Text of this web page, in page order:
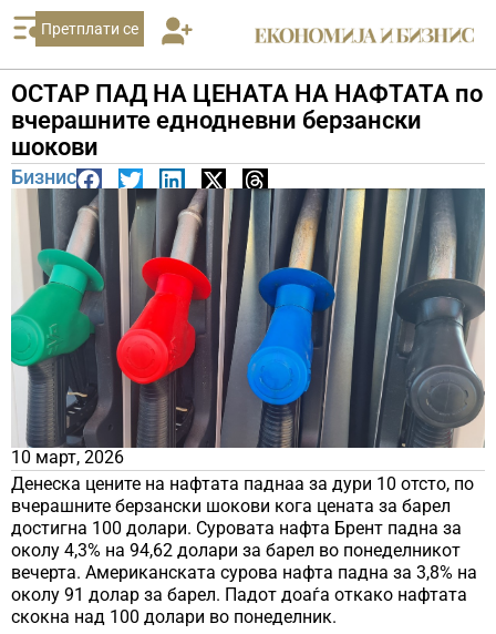
Претплати се
ОСТАР ПАД НА ЦЕНАТА НА НАФТАТА по
вчерашните еднодневни берзански
шокови
Бизнис
10 март, 2026
Денеска цените на нафтата паднаа за дури 10 отсто, по
вчерашните берзански шокови кога цената за барел
достигна 100 долари. Суровата нафта Брент падна за
околу 4,3% на 94,62 долари за барел во понеделникот
вечерта. Американската сурова нафта падна за 3,8% на
околу 91 долар за барел. Падот доаѓа откако нафтата
скокна над 100 долари во понеделник.